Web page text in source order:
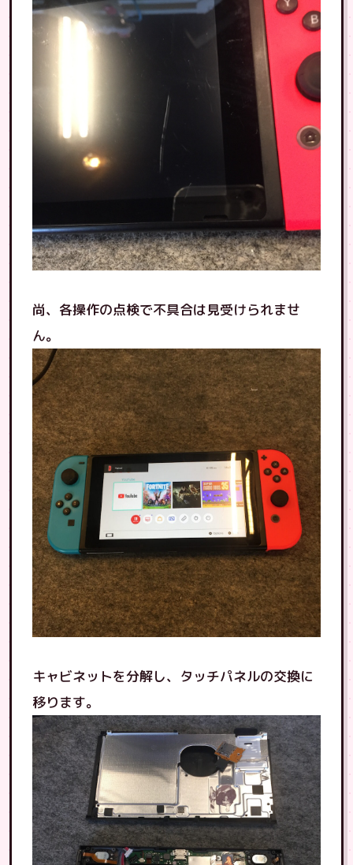
尚、各操作の点検で不具合は見受けられませ
ん。
キャビネットを分解し、タッチパネルの交換に
移ります。